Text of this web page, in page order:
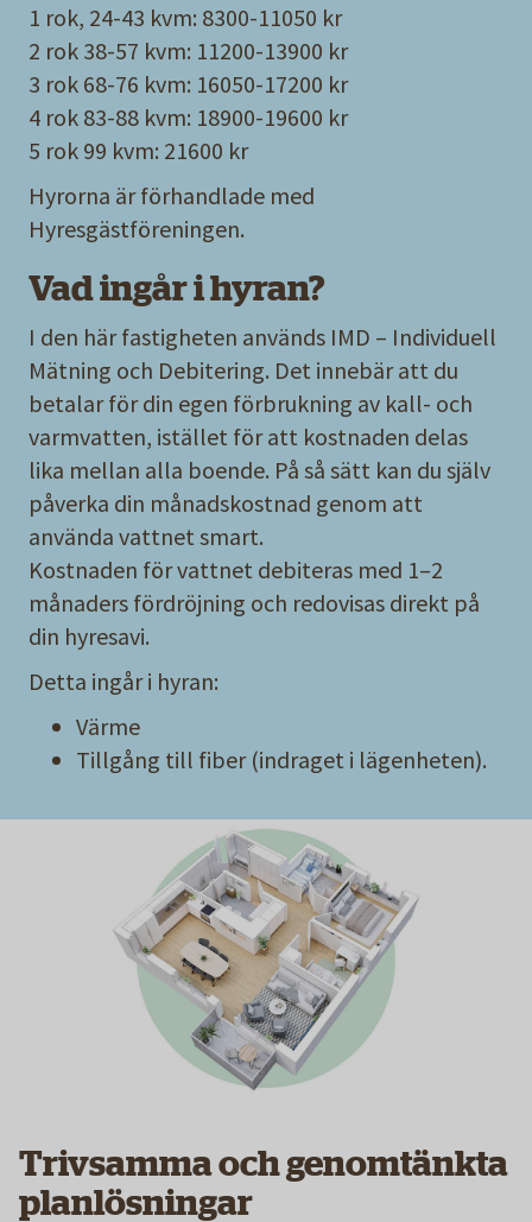
1 rok, 24-43 kvm: 8300-11050 kr
2 rok 38-57 kvm: 11200-13900 kr
3 rok 68-76 kvm: 16050-17200 kr
4 rok 83-88 kvm: 18900-19600 kr
5 rok 99 kvm: 21600 kr
Hyrorna är förhandlade med
Hyresgästföreningen.
Vad ingår i hyran?
I den här fastigheten används IMD – Individuell
Mätning och Debitering. Det innebär att du
betalar för din egen förbrukning av kall- och
varmvatten, istället för att kostnaden delas
lika mellan alla boende. På så sätt kan du själv
påverka din månadskostnad genom att
använda vattnet smart.
Kostnaden för vattnet debiteras med 1–2
månaders fördröjning och redovisas direkt på
din hyresavi.
Detta ingår i hyran:
Värme
Tillgång till fiber (indraget i lägenheten).
Trivsamma och genomtänkta
planlösningar